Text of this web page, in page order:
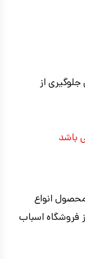
از
باشد
انواع
فروشگاه اسباب